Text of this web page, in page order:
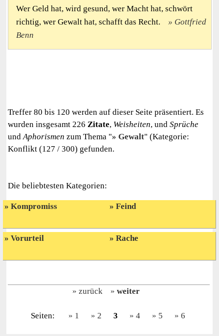
Wer Geld hat, wird gesund, wer Macht hat, schwört
richtig, wer Gewalt hat, schafft das Recht.
Gottfried
Benn
Treffer 80 bis 120 werden auf dieser Seite präsentiert. Es
wurden insgesamt 226Zitate, Weisheiten, undSprüche
undAphorismen zum Thema " Gewalt" (Kategorie:
Konflikt (127 / 300) gefunden.
Die beliebtesten Kategorien:
Kompromiss
Vorurteil
Feind
Rache
zurück weiter
Seiten: 1 2 3 4 5 6